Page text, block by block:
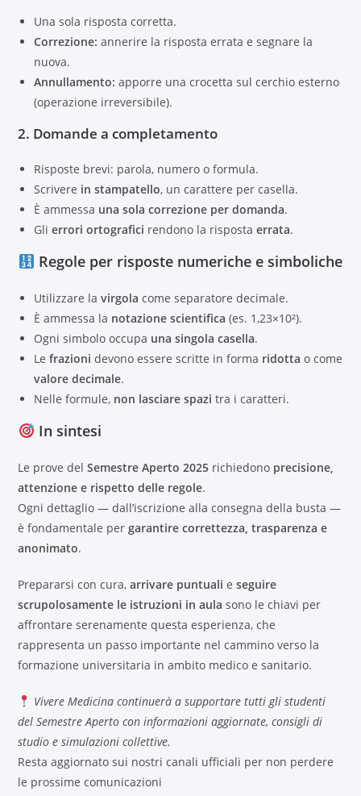
Una sola risposta corretta.
Correzione: annerire la risposta errata e segnare la
nuova.
Annullamento: apporre una crocetta sul cerchio esterno
(operazione irreversibile).
2. Domande a completamento
Risposte brevi: parola, numero o formula.
Scrivere in stampatello, un carattere per casella.
È ammessa una sola correzione per domanda.
Glierrori ortografici rendono la rispostaerrata.
Regole per risposte numeriche e simboliche
Utilizzare lavirgola come separatore decimale.
È ammessa la notazione scientifica (es. 1,23×10²).
Ogni simbolo occupa una singola casella.
Lefrazioni devono essere scritte in forma ridotta o come
valore decimale.
Nelle formule, non lasciare spazi tra i caratteri.
In sintesi
Le prove delSemestre Aperto 2025 richiedono precisione,
attenzione e rispetto delle regole.
Ogni dettaglio — dall’iscrizione alla consegna della busta —
è fondamentale pergarantire correttezza, trasparenza e
anonimato.
Prepararsi con cura,arrivare puntuali eseguire
scrupolosamente le istruzioni in aula sono le chiavi per
affrontare serenamente questa esperienza, che
rappresenta un passo importante nel cammino verso la
formazione universitaria in ambito medico e sanitario.
Vivere Medicina continuerà a supportare tutti gli studenti
del Semestre Aperto con informazioni aggiornate, consigli di
studio e simulazioni collettive.
Resta aggiornato sui nostri canali ufficiali per non perdere
le prossime comunicazioni